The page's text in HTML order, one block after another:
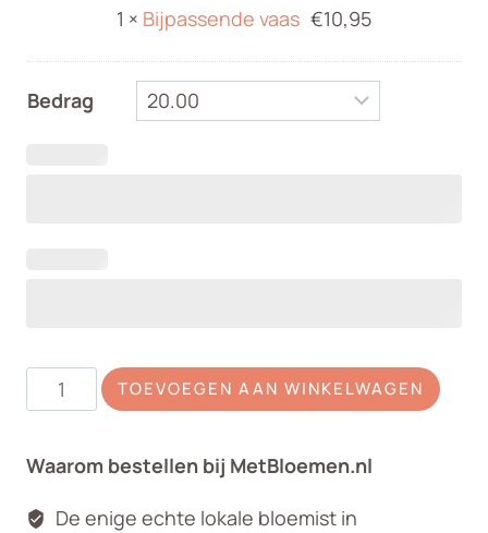
vaas
1 × Bijpassende vaas €10,95
Bedrag
Plukboeket
Coral
aantal
TOEVOEGEN AAN WINKELWAGEN
Waarom bestellen bij MetBloemen.nl
De enige echte lokale bloemist in